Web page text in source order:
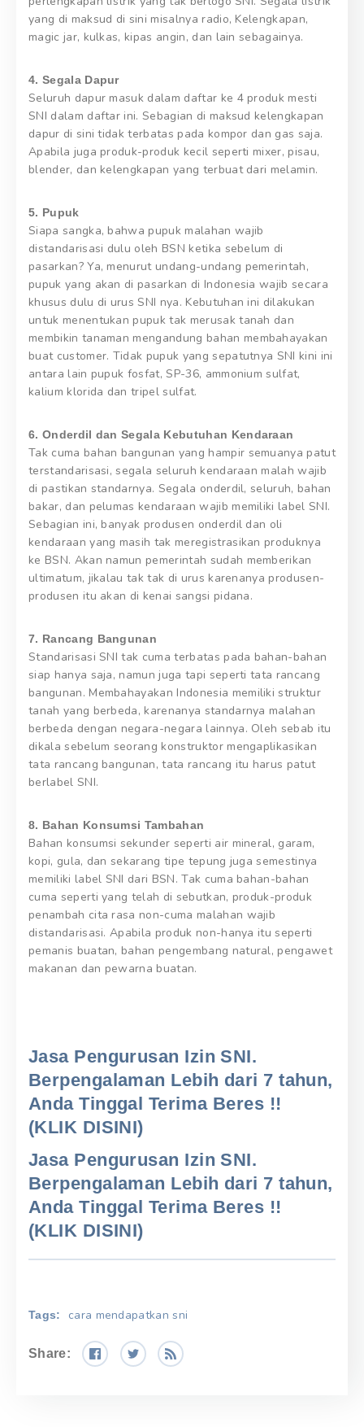
yang di maksud di sini misalnya radio, Kelengkapan,
magic jar, kulkas, kipas angin, dan lain sebagainya.
4. Segala Dapur
Seluruh dapur masuk dalam daftar ke 4 produk mesti
SNI dalam daftar ini. Sebagian di maksud kelengkapan
dapur di sini tidak terbatas pada kompor dan gas saja.
Apabila juga produk-produk kecil seperti mixer, pisau,
blender, dan kelengkapan yang terbuat dari melamin.
5. Pupuk
Siapa sangka, bahwa pupuk malahan wajib
distandarisasi dulu oleh BSN ketika sebelum di
pasarkan? Ya, menurut undang-undang pemerintah,
pupuk yang akan di pasarkan di Indonesia wajib secara
khusus dulu di urus SNI nya. Kebutuhan ini dilakukan
untuk menentukan pupuk tak merusak tanah dan
membikin tanaman mengandung bahan membahayakan
buat customer. Tidak pupuk yang sepatutnya SNI kini ini
antara lain pupuk fosfat, SP-36, ammonium sulfat,
kalium klorida dan tripel sulfat.
6. Onderdil dan Segala Kebutuhan Kendaraan
Tak cuma bahan bangunan yang hampir semuanya patut
terstandarisasi, segala seluruh kendaraan malah wajib
di pastikan standarnya. Segala onderdil, seluruh, bahan
bakar, dan pelumas kendaraan wajib memiliki label SNI.
Sebagian ini, banyak produsen onderdil dan oli
kendaraan yang masih tak meregistrasikan produknya
ke BSN. Akan namun pemerintah sudah memberikan
ultimatum, jikalau tak tak di urus karenanya produsen-
produsen itu akan di kenai sangsi pidana.
7. Rancang Bangunan
Standarisasi SNI tak cuma terbatas pada bahan-bahan
siap hanya saja, namun juga tapi seperti tata rancang
bangunan. Membahayakan Indonesia memiliki struktur
tanah yang berbeda, karenanya standarnya malahan
berbeda dengan negara-negara lainnya. Oleh sebab itu
dikala sebelum seorang konstruktor mengaplikasikan
tata rancang bangunan, tata rancang itu harus patut
berlabel SNI.
8. Bahan Konsumsi Tambahan
Bahan konsumsi sekunder seperti air mineral, garam,
kopi, gula, dan sekarang tipe tepung juga semestinya
memiliki label SNI dari BSN. Tak cuma bahan-bahan
cuma seperti yang telah di sebutkan, produk-produk
penambah cita rasa non-cuma malahan wajib
distandarisasi. Apabila produk non-hanya itu seperti
pemanis buatan, bahan pengembang natural, pengawet
makanan dan pewarna buatan.
Jasa Pengurusan Izin SNI.
Berpengalaman Lebih dari 7 tahun,
Anda Tinggal Terima Beres !!
(KLIK DISINI)
Jasa Pengurusan Izin SNI.
Berpengalaman Lebih dari 7 tahun,
Anda Tinggal Terima Beres !!
(KLIK DISINI)
Tags: cara mendapatkan sni
Share: